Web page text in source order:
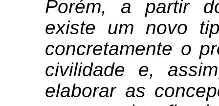
Porém, a partir
existe um novo
concretamente o
civilidade e,
elaborar as